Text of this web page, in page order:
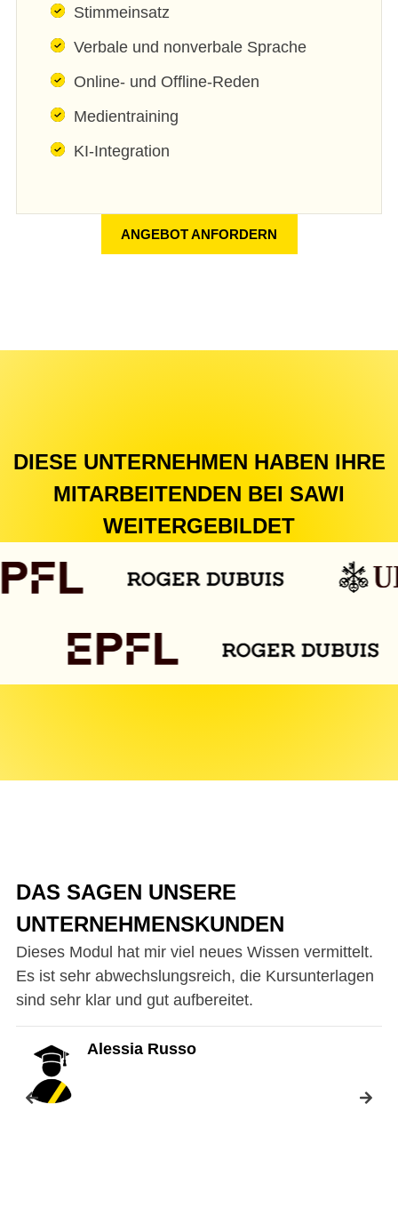
Stimmeinsatz
Verbale und nonverbale Sprache
Online- und Offline-Reden
Medientraining
KI-Integration
ANGEBOT ANFORDERN
DIESE UNTERNEHMEN HABEN IHRE
MITARBEITENDEN BEI SAWI
WEITERGEBILDET
DAS SAGEN UNSERE
UNTERNEHMENSKUNDEN
Dieses Modul hat mir viel neues Wissen vermittelt.
Es ist sehr abwechslungsreich, die Kursunterlagen
sind sehr klar und gut aufbereitet.
Alessia Russo